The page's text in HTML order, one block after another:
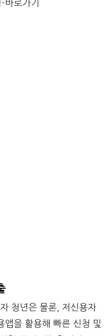
청년은 물론, 저신용자
앱을 활용해 빠른 신청 및